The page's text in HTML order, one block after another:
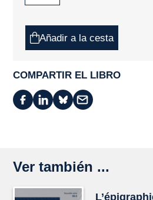
Añadir a la cesta
COMPARTIR EL LIBRO
Ver también ...